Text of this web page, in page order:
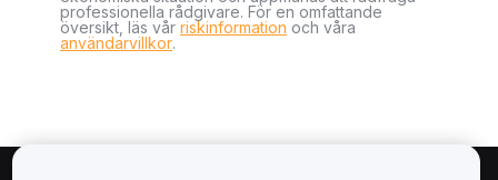
professionella rådgivare. För en omfattande
översikt, läs vår riskinformation och våra
användarvillkor.